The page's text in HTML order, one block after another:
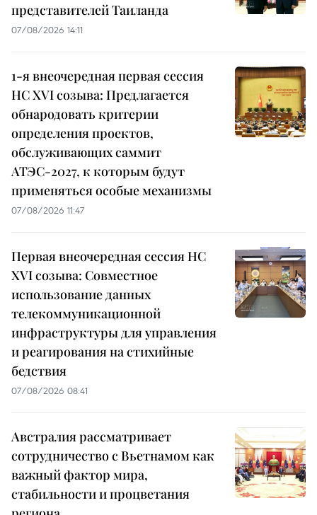
представителей Таиланда
07/08/2026 14:11
1-я внеочередная первая сессия
НС XVI созыва: Предлагается
обнародовать критерии
определения проектов,
обслуживающих саммит
АТЭС-2027, к которым будут
применяться особые механизмы
07/08/2026 11:47
Первая внеочередная сессия НС
XVI созыва: Совместное
использование данных
телекоммуникационной
инфраструктуры для управления
и реагирования на стихийные
бедствия
07/08/2026 08:41
Австралия рассматривает
сотрудничество с Вьетнамом как
важный фактор мира,
стабильности и процветания